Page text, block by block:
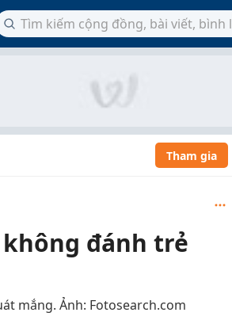
Tham gia
đánh trẻ
mắng. Ảnh: Fotosearch.com